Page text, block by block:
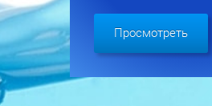
Просмотреть